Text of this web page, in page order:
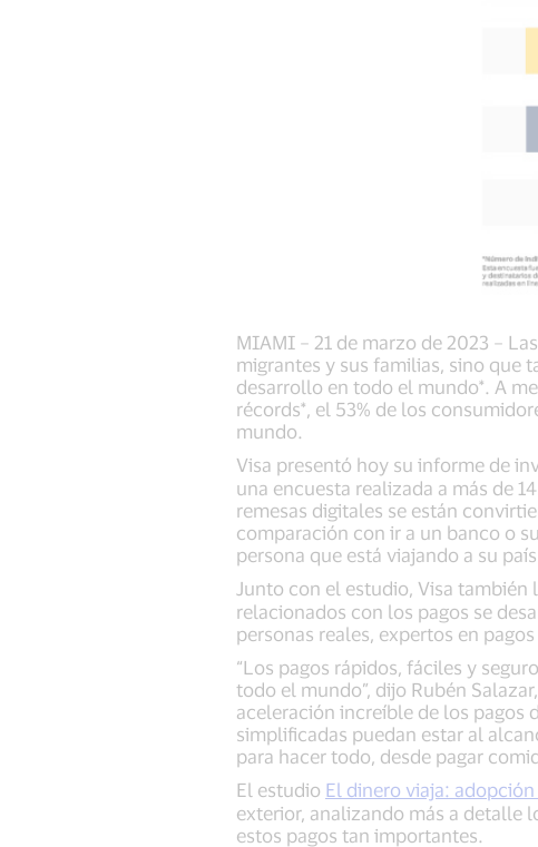
MIAMI – 21 de marzo de 2023 –
migrantes y sus familias, sino que
desarrollo en todo el mundo*. A
récords*, el 53% de los
mundo.
Visa presentó hoy su informe de
una encuesta realizada a más de
remesas digitales se están
comparación con ir a un banco o
persona que está viajando a su país
Junto con el estudio, Visa también
relacionados con los pagos se
personas reales, expertos en pagos
“Los pagos rápidos, fáciles y
todo el mundo”, dijo Rubén
aceleración increíble de los pagos
simplificadas puedan estar al
para hacer todo, desde pagar
El estudio El dinero viaja:
exterior, analizando más a detalle
estos pagos tan importantes.